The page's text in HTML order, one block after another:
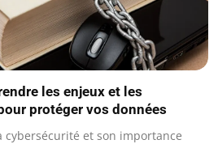
les enjeux et les
protéger vos données
cybersécurité et son importance